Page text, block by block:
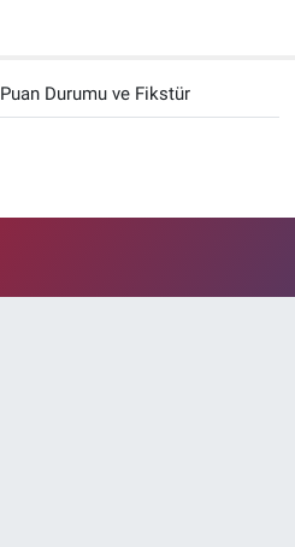
Puan Durumu ve Fikstür